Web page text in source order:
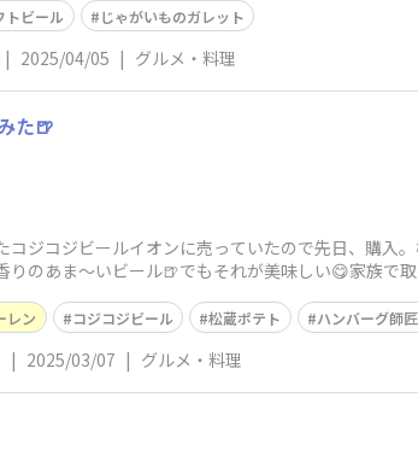
トビール じゃがいものガレット
| 2025/04/05 | グルメ・料理
た🍺
コジコジビールイオンに売っていたので先日、購入
りのあま〜いビール🍺でもそれが美味しい😋家族で
レン コジコジビール 松蔵ポテト ハンバーグ師
| 2025/03/07 | グルメ・料理